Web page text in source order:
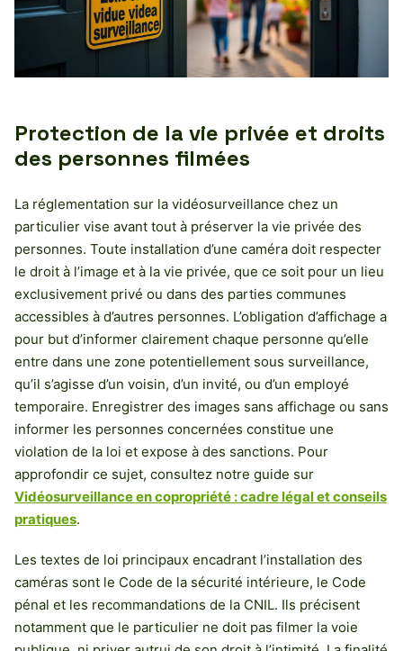
Protection de la vie privée et droits
des personnes filmées
La réglementation sur la vidéosurveillance chez un
particulier vise avant tout à préserver la vie privée des
personnes. Toute installation d’une caméra doit respecter
le droit à l’image et à la vie privée, que ce soit pour un lieu
exclusivement privé ou dans des parties communes
accessibles à d’autres personnes. L’obligation d’affichage a
pour but d’informer clairement chaque personne qu’elle
entre dans une zone potentiellement sous surveillance,
qu’il s’agisse d’un voisin, d’un invité, ou d’un employé
temporaire. Enregistrer des images sans affichage ou sans
informer les personnes concernées constitue une
violation de la loi et expose à des sanctions. Pour
approfondir ce sujet, consultez notre guide sur
Vidéosurveillance en copropriété : cadre légal et conseils
pratiques.
Les textes de loi principaux encadrant l’installation des
caméras sont le Code de la sécurité intérieure, le Code
pénal et les recommandations de la CNIL. Ils précisent
notamment que le particulier ne doit pas filmer la voie